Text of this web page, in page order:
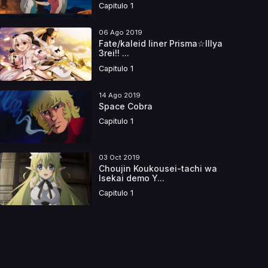
Capitulo 1
06 Ago 2019
Fate/kaleid liner Prisma☆Illya
3rei!! ...
Capitulo 1
14 Ago 2019
Space Cobra
Capitulo 1
03 Oct 2019
Choujin Koukousei-tachi wa
Isekai demo Y...
Capitulo 1